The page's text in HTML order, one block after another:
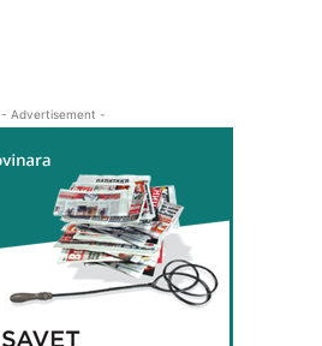
- Advertisement -